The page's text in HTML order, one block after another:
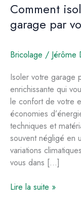
Comment
garage par
Bricolage / Jérôme
Isoler votre garage
enrichissante qui
le confort de votre
économies
techniques et
souvent négligé en
variations
vous dans […]
Comment
Lire la suite »